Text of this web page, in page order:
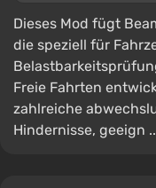
Dieses Mod fügt
die speziell für
Freie Fahrten
zahlreiche
Hindernisse, geeign